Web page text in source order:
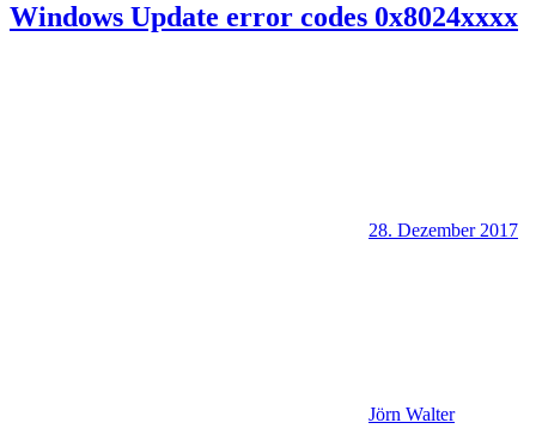
Windows Update error codes 0x8024xxxx
28. Dezember 2017
Jörn Walter